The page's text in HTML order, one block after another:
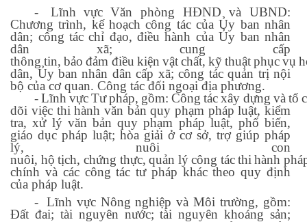
-
Lĩnh vực Văn phòng HĐND và
UBND:
Chương trình, kế hoạch công tác của Ủy ban nhân
dân; công tác chỉ đạo, điều hành của Ủy ban nhân
dân xã; cung cấp
thông tin, bảo đảm điều kiện vậtchất, kỹ thuật phục vụ
dân, Ủy ban nhân dân cấp xã; công tác quản trị nội
bộ của cơ quan. Công tác đối ngoại địa phương.
-Lĩnh vựcTưpháp, gồm: Công tác xây dựng và tổ
dõi việc thi hành văn bản quy phạm pháp luật, kiểm
tra, xử lý văn bản quy phạm pháp luật, phổ biến,
giáo dục pháp luật; hòa giải ở cơ sở, trợ giúp pháp
lý, nuôi con
nuôi, hộ tịch, chứng thực, quản lý công tác thi hành
chính và các công tác tư pháp khác theo quy định
của pháp luật.
- Lĩnh vực Nông nghiệp và Môi trường, gồm:
Đất đai; tài nguyên nước; tài nguyên khoáng sản;